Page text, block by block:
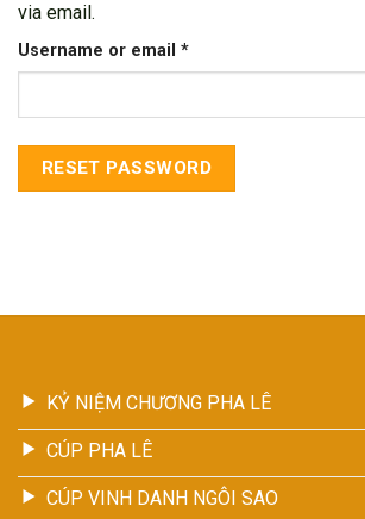
via email.
Username or email *
RESET PASSWORD
KỶ NIỆM CHƯƠNG PHA LÊ
CÚP PHA LÊ
CÚP VINH DANH NGÔI SAO